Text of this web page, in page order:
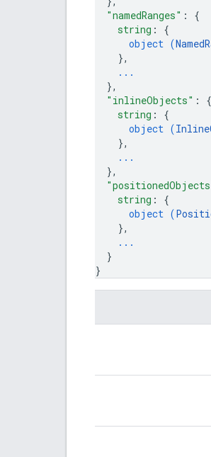
"namedRanges" : {
string : {
object (
},
...
},
"inlineObjects" : {
string : {
object (
},
...
},
string : {
object (
},
...
}
}